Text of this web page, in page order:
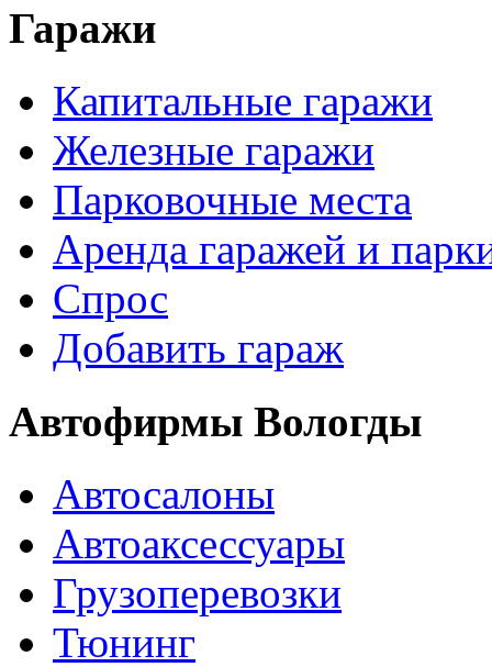
Гаражи
Капитальные гаражи
Железные гаражи
Парковочные места
Аренда гаражей и
Спрос
Добавить гараж
Автофирмы Вологды
Автосалоны
Автоаксессуары
Грузоперевозки
Тюнинг